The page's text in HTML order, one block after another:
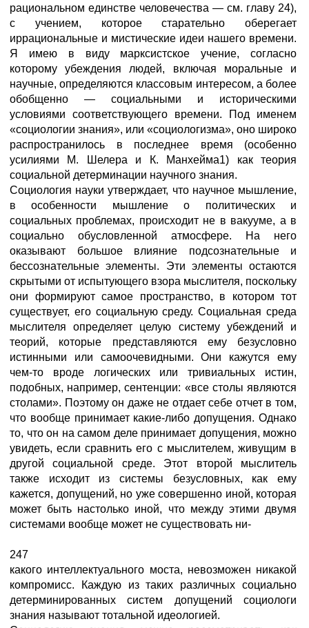
рациональном единстве человечества — см. главу 24),
с учением, которое старательно оберегает
иррациональные и мистические идеи нашего времени.
Я имею в виду марксистское учение, согласно
которому убеждения людей, включая моральные и
научные, определяются классовым интересом, а более
обобщенно — социальными и историческими
условиями соответствующего времени. Под именем
«социологии знания», или «социологизма», оно широко
распространилось в последнее время (особенно
усилиями М. Шелера и К. Манхейма1) как теория
социальной детерминации научного знания.
Социология науки утверждает, что научное мышление,
в особенности мышление о политических и
социальных проблемах, происходит не в вакууме, а в
социально обусловленной атмосфере. На него
оказывают большое влияние подсознательные и
бессознательные элементы. Эти элементы остаются
скрытыми от испытующего взора мыслителя, поскольку
они формируют самое пространство, в котором тот
существует, его социальную среду. Социальная среда
мыслителя определяет целую систему убеждений и
теорий, которые представляются ему безусловно
истинными или самоочевидными. Они кажутся ему
чем-то вроде логических или тривиальных истин,
подобных, например, сентенции: «все столы являются
столами». Поэтому он даже не отдает себе отчет в том,
что вообще принимает какие-либо допущения. Однако
то, что он на самом деле принимает допущения, можно
увидеть, если сравнить его с мыслителем, живущим в
другой социальной среде. Этот второй мыслитель
также исходит из системы безусловных, как ему
кажется, допущений, но уже совершенно иной, которая
может быть настолько иной, что между этими двумя
системами вообще может не существовать ни-
247
какого интеллектуального моста, невозможен никакой
компромисс. Каждую из таких различных социально
детерминированных систем допущений социологи
знания называют тотальной идеологией.